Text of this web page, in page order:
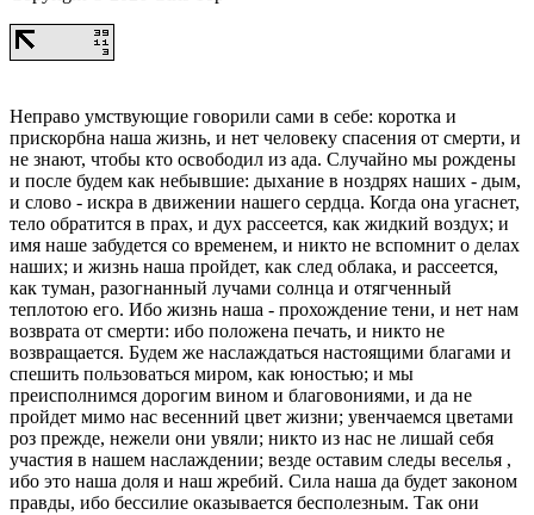
Неправо умствующие говорили сами в себе: коротка и
прискорбна наша жизнь, и нет человеку спасения от смерти, и
не знают, чтобы кто освободил из ада. Случайно мы рождены
и после будем как небывшие: дыхание в ноздрях наших - дым,
и слово - искра в движении нашего сердца. Когда она угаснет,
тело обратится в прах, и дух рассеется, как жидкий воздух; и
имя наше забудется со временем, и никто не вспомнит о делах
наших; и жизнь наша пройдет, как след облака, и рассеется,
как туман, разогнанный лучами солнца и отягченный
теплотою его. Ибо жизнь наша - прохождение тени, и нет нам
возврата от смерти: ибо положена печать, и никто не
возвращается. Будем же наслаждаться настоящими благами и
спешить пользоваться миром, как юностью; и мы
преисполнимся дорогим вином и благовониями, и да не
пройдет мимо нас весенний цвет жизни; увенчаемся цветами
роз прежде, нежели они увяли; никто из нас не лишай себя
участия в нашем наслаждении; везде оставим следы веселья ,
ибо это наша доля и наш жребий. Сила наша да будет законом
правды, ибо бессилие оказывается бесполезным. Так они